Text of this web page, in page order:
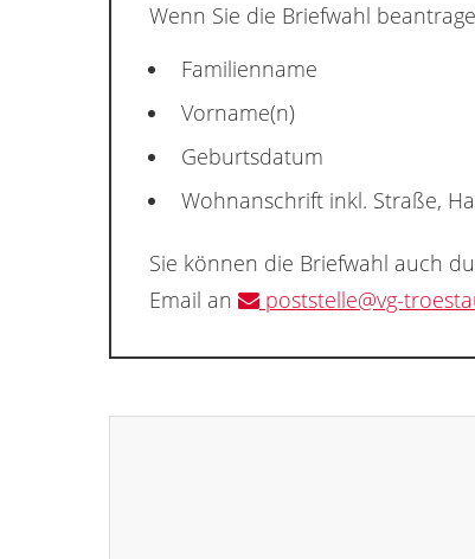
Wenn Sie die Briefwahl
Familienname
Vorname(n)
Geburtsdatum
Wohnanschrift inkl. Straße,
Sie können die Briefwahl auch
Email an
poststelle@vg-